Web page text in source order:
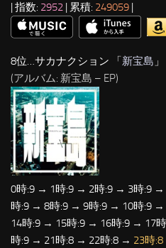
| 指数: 2952 | 累積: 249059 |
8位…サカナクション 「 新宝島 」
(アルバム: 新宝島 – EP)
0時:9 → 1時:9 → 2時:9 → 3時:9
時:9 → 8時:9 → 9時:9 → 10時:9
14時:9 → 15時:9 → 16時:9 → 17
時:9 → 21時:8 → 22時:8 → 23時:8